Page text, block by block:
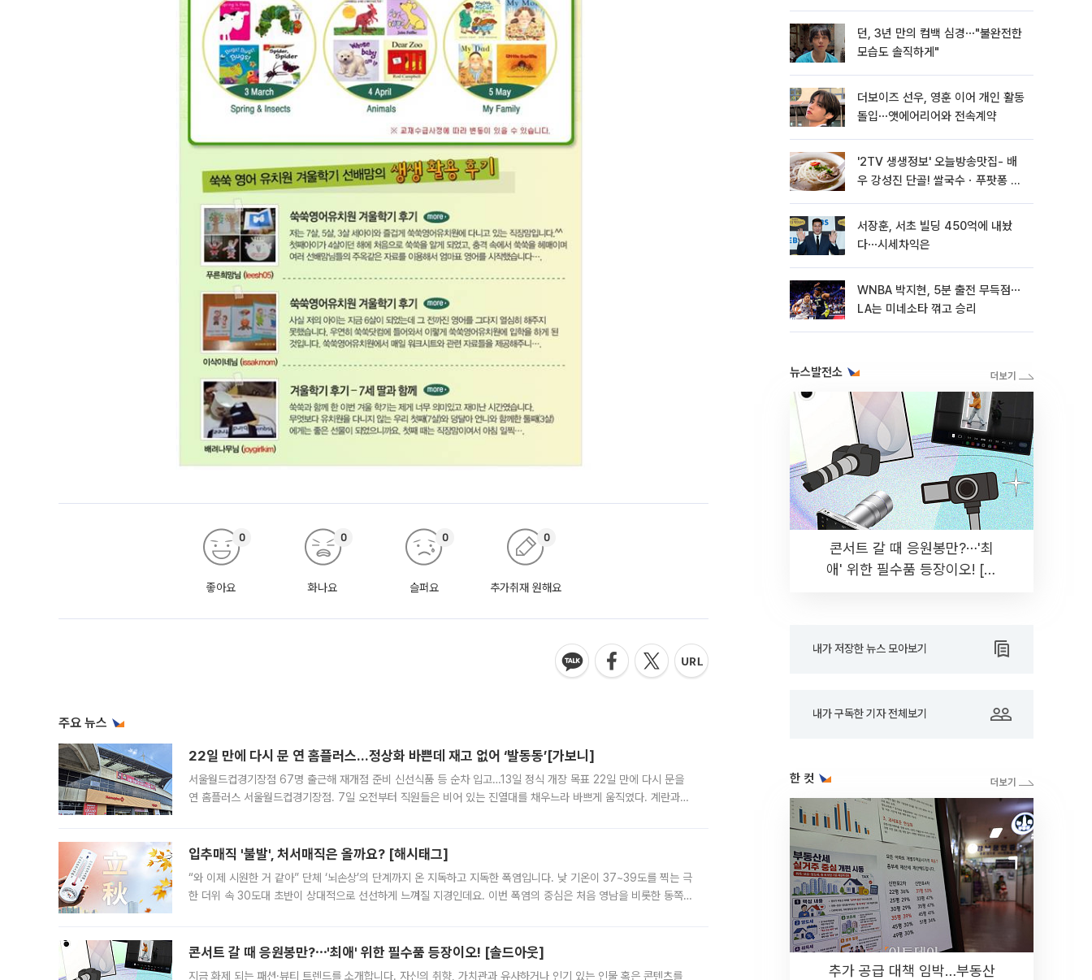
좋아요
0
화나요
0
슬퍼요
0
추가취재 원해요
0
주요 뉴스
22일 만에 다시 문 연 홈플러스…정상화 바쁜데 재고 없어 ‘발동동’[가보니]
서울월드컵경기장점 67명 출근해 재개점 준비 신선식품 등 순차 입고…13일 정식 개장 목표 22일 만에 다시 문을
연 홈플러스 서울월드컵경기장점. 7일 오전부터 직원들은 비어 있는 진열대를 채우느라 바쁘게 움직였다. 계란과
입추매직 '불발', 처서매직은 올까요? [해시태그]
“와 이제 시원한 거 같아” 단체 ‘뇌손상’의 단계까지 온 지독하고 지독한 폭염입니다. 낮 기온이 37~39도를 찍는 극
한 더위 속 30도대 초반이 상대적으로 선선하게 느껴질 지경인데요. 이번 폭염의 중심은 처음 영남을 비롯한 동쪽
콘서트 갈 때 응원봉만?⋯'최애' 위한 필수품 등장이오! [솔드아웃]
지금 화제 되는 패션·뷰티 트렌드를 소개합니다. 자신의 취향, 가치관과 유사하거나 인기 있는 인물 혹은 콘텐츠를
던, 3년 만의 컴백 심경⋯"불완전한
모습도 솔직하게"
더보이즈 선우, 영훈 이어 개인 활동
돌입⋯앳에어리어와 전속계약
'2TV 생생정보' 오늘방송맛집- 배
우 강성진 단골! 쌀국수ㆍ푸팟퐁 커
서장훈, 서초 빌딩 450억에 내놨
다⋯시세차익은
WNBA 박지현, 5분 출전 무득점⋯
LA는 미네소타 꺾고 승리
뉴스발전소
콘서트 갈 때 응원봉만?⋯'최
애' 위한 필수품 등장이오! [솔
내가 저장한 뉴스 모아보기
내가 구독한 기자 전체보기
한 컷
추가 공급 대책 임박…부동산